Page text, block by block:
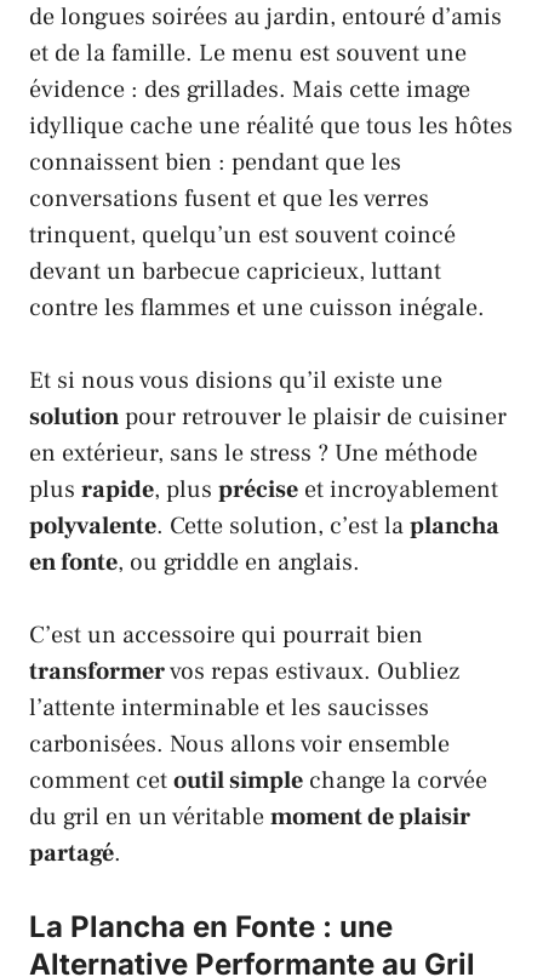
de longues soirées au jardin, entouré d’amis
et de la famille. Le menu est souvent une
évidence : des grillades. Mais cette image
idyllique cache une réalité que tous les hôtes
connaissent bien : pendant que les
conversations fusent et que les verres
trinquent, quelqu’un est souvent coincé
devant un barbecue capricieux, luttant
contre les flammes et une cuisson inégale.
Et si nous vous disions qu’il existe une
solutionpour retrouver le plaisir de cuisiner
en extérieur, sans le stress ? Une méthode
plus rapide, plus précise et incroyablement
polyvalente. Cette solution, c’est laplancha
en fonte, ou griddle en anglais.
C’est un accessoire qui pourrait bien
transformervos repas estivaux. Oubliez
l’attente interminable et les saucisses
carbonisées. Nous allons voir ensemble
comment cetoutil simple change la corvée
du gril en un véritablemoment de plaisir
partagé.
La Plancha en Fonte : une
Alternative Performante au Gril